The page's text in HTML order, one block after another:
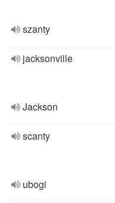
szanty
jacksonville
Jackson
scanty
ubogi